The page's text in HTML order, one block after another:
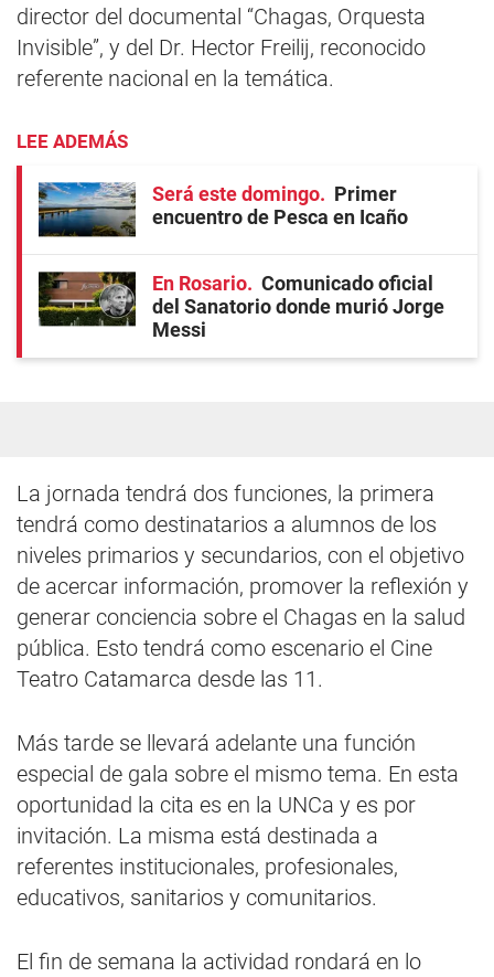
director del documental “Chagas, Orquesta
Invisible”, y del Dr. Hector Freilij, reconocido
referente nacional en la temática.
LEE ADEMÁS
Será este domingo
Primer
encuentro de Pesca en Icaño
En Rosario
Comunicado oficial
del Sanatorio donde murió Jorge
Messi
La jornada tendrá dos funciones, la primera
tendrá como destinatarios a alumnos de los
niveles primarios y secundarios, con el objetivo
de acercar información, promover la reflexión y
generar conciencia sobre el Chagas en la salud
pública. Esto tendrá como escenario el Cine
Teatro Catamarca desde las 11.
Más tarde se llevará adelante una función
especial de gala sobre el mismo tema. En esta
oportunidad la cita es en la UNCa y es por
invitación. La misma está destinada a
referentes institucionales, profesionales,
educativos, sanitarios y comunitarios.
El fin de semana la actividad rondará en lo